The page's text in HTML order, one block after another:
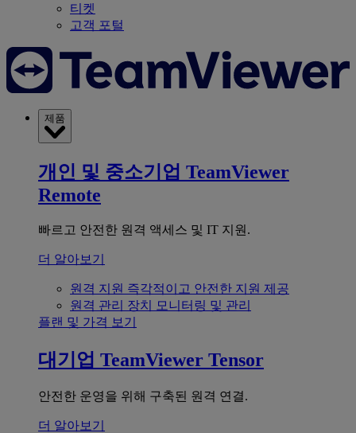
티켓
고객 포털
제품
개인 및 중소기업 TeamViewer
Remote
빠르고 안전한 원격 액세스 및 IT 지원.
더 알아보기
원격 지원 즉각적이고 안전한 지원 제공
원격 관리 장치 모니터링 및 관리
플랜 및 가격 보기
대기업 TeamViewer Tensor
안전한 운영을 위해 구축된 원격 연결.
더 알아보기